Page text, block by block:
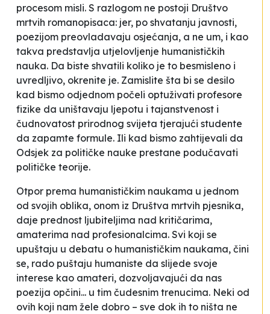
procesom misli. S razlogom ne postoji Društvo
mrtvih romanopisaca: jer, po shvatanju javnosti,
poezijom preovladavaju osjećanja, a ne um, i kao
takva predstavlja utjelovljenje humanističkih
nauka. Da biste shvatili koliko je to besmisleno i
uvredljivo, okrenite je. Zamislite šta bi se desilo
kad bismo odjednom počeli optuživati profesore
fizike da uništavaju ljepotu i tajanstvenost i
čudnovatost prirodnog svijeta tjerajući studente
da zapamte formule. Ili kad bismo zahtijevali da
Odsjek za političke nauke prestane podučavati
političke teorije.
Otpor prema humanističkim naukama u jednom
od svojih oblika, onom iz Društva mrtvih pjesnika,
daje prednost ljubiteljima nad kritičarima,
amaterima nad profesionalcima. Svi koji se
upuštaju u debatu o humanističkim naukama, čini
se, rado puštaju humaniste da slijede svoje
interese kao amateri, dozvoljavajući da nas
poezija opčini... u tim čudesnim trenucima. Neki od
ovih koji nam žele dobro – sve dok ih to ništa ne